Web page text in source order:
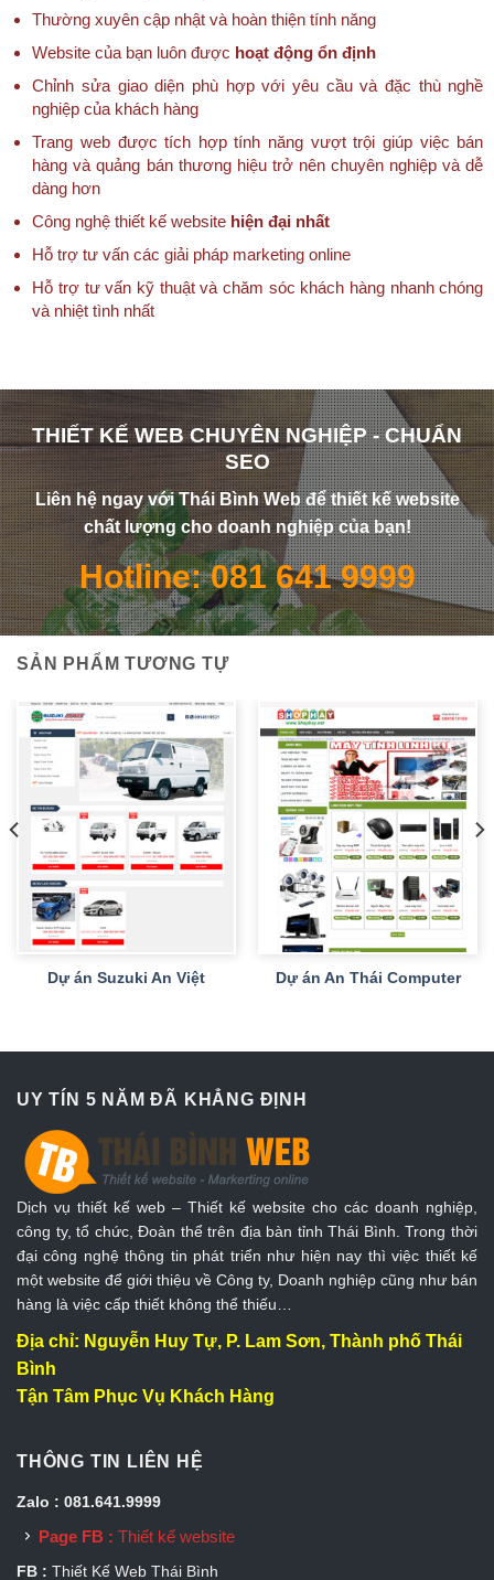
Thường xuyên cập nhật và hoàn thiện tính năng
Website của bạn luôn được hoạt động ổn định
Chỉnh sửa giao diện phù hợp với yêu cầu và đặc thù nghề
nghiệp của khách hàng
Trang web được tích hợp tính năng vượt trội giúp việc bán
hàng và quảng bán thương hiệu trở nên chuyên nghiệp và dễ
dàng hơn
Công nghệ thiết kế website hiện đại nhất
Hỗ trợ tư vấn các giải pháp marketing online
Hỗ trợ tư vấn kỹ thuật và chăm sóc khách hàng nhanh chóng
và nhiệt tình nhất
THIẾT KẾ WEB CHUYÊN NGHIỆP - CHUẨN
SEO
Liên hệ ngay với Thái Bình Web để thiết kế website
chất lượng cho doanh nghiệp của bạn!
Hotline: 081 641 9999
SẢN PHẨM TƯƠNG TỰ
Dự án Suzuki An Việt Dự án An Thái Computer
UY TÍN 5 NĂM ĐÃ KHẲNG ĐỊNH
Dịch vụ thiết kế web – Thiết kế website cho các doanh nghiệp,
công ty, tổ chức, Đoàn thể trên địa bàn tỉnh Thái Bình. Trong thời
đại công nghệ thông tin phát triển như hiện nay thì việc thiết kế
một website để giới thiệu về Công ty, Doanh nghiệp cũng như bán
hàng là việc cấp thiết không thể thiếu…
Địa chỉ: Nguyễn Huy Tự, P. Lam Sơn, Thành phố Thái
Bình
Tận Tâm Phục Vụ Khách Hàng
THÔNG TIN LIÊN HỆ
Zalo : 081.641.9999
Page FB : Thiết kế website
FB : Thiết Kế Web Thái Bình